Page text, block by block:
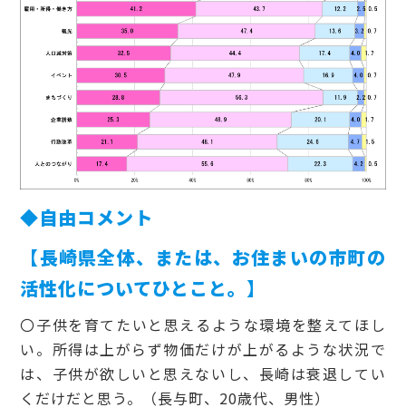
◆自由コメント
【長崎県全体、または、お住まいの市町の
活性化についてひとこと。】
〇子供を育てたいと思えるような環境を整えてほし
い。所得は上がらず物価だけが上がるような状況で
は、子供が欲しいと思えないし、長崎は衰退してい
くだけだと思う。（長与町、20歳代、男性）